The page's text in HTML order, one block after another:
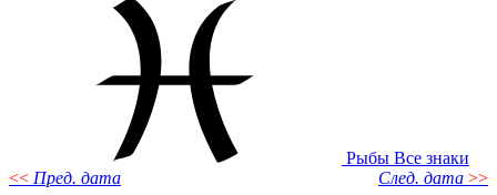
Рыбы Все знаки
<< Пред. дата След. дата >>